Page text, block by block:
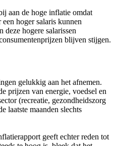
aan de hoge inflatie omdat
hoger salaris kunnen
deze hogere salarissen
blijven stijgen.
gelukkig aan het afnemen.
prijzen van energie, voedsel en
(recreatie, gezondheidszorg
laatste maanden slechts
geeft echter reden tot